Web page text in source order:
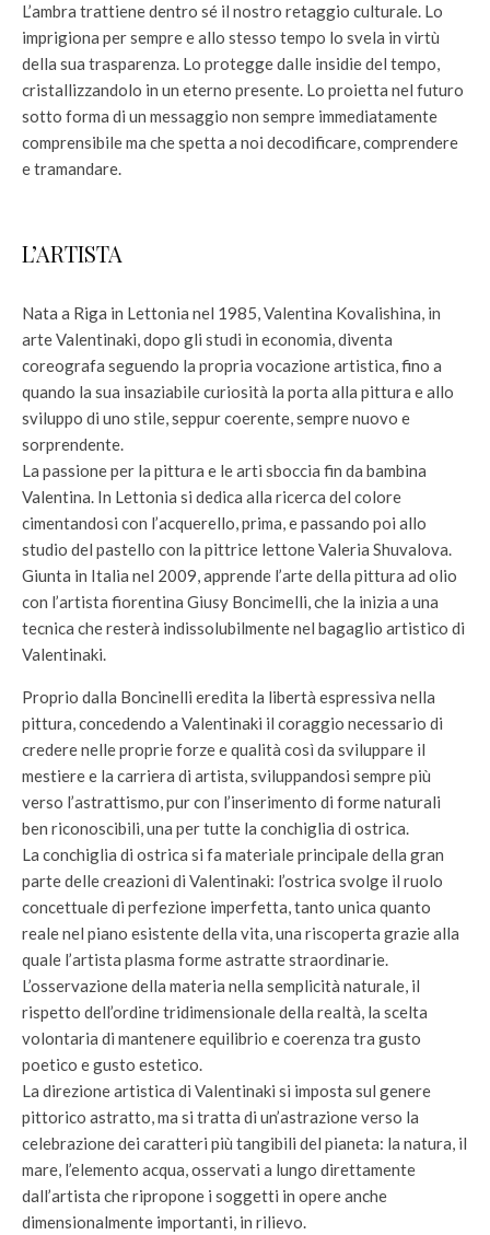
L’ambra trattiene dentro sé il nostro retaggio culturale. Lo
imprigiona per sempre e allo stesso tempo lo svela in virtù
della sua trasparenza. Lo protegge dalle insidie del tempo,
cristallizzandolo in un eterno presente. Lo proietta nel futuro
sotto forma di un messaggio non sempre immediatamente
comprensibile ma che spetta a noi decodificare, comprendere
e tramandare.
L’ARTISTA
Nata a Riga in Lettonia nel 1985, Valentina Kovalishina, in
arte Valentinaki, dopo gli studi in economia, diventa
coreografa seguendo la propria vocazione artistica, fino a
quando la sua insaziabile curiosità la porta alla pittura e allo
sviluppo di uno stile, seppur coerente, sempre nuovo e
sorprendente.
La passione per la pittura e le arti sboccia fin da bambina
Valentina. In Lettonia si dedica alla ricerca del colore
cimentandosi con l’acquerello, prima, e passando poi allo
studio del pastello con la pittrice lettone Valeria Shuvalova.
Giunta in Italia nel 2009, apprende l’arte della pittura ad olio
con l’artista fiorentina Giusy Boncimelli, che la inizia a una
tecnica che resterà indissolubilmente nel bagaglio artistico di
Valentinaki.
Proprio dalla Boncinelli eredita la libertà espressiva nella
pittura, concedendo a Valentinaki il coraggio necessario di
credere nelle proprie forze e qualità così da sviluppare il
mestiere e la carriera di artista, sviluppandosi sempre più
verso l’astrattismo, pur con l’inserimento di forme naturali
ben riconoscibili, una per tutte la conchiglia di ostrica.
La conchiglia di ostrica si fa materiale principale della gran
parte delle creazioni di Valentinaki: l’ostrica svolge il ruolo
concettuale di perfezione imperfetta, tanto unica quanto
reale nel piano esistente della vita, una riscoperta grazie alla
quale l’artista plasma forme astratte straordinarie.
L’osservazione della materia nella semplicità naturale, il
rispetto dell’ordine tridimensionale della realtà, la scelta
volontaria di mantenere equilibrio e coerenza tra gusto
poetico e gusto estetico.
La direzione artistica di Valentinaki si imposta sul genere
pittorico astratto, ma si tratta di un’astrazione verso la
celebrazione dei caratteri più tangibili del pianeta: la natura, il
mare, l’elemento acqua, osservati a lungo direttamente
dall’artista che ripropone i soggetti in opere anche
dimensionalmente importanti, in rilievo.